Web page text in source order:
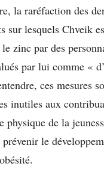
la raréfaction des
sur lesquels Chveik
zinc par des
par lui comme «
ces mesures
inutiles aux
physique de la
le